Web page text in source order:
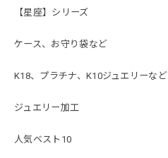
【星座】シリーズ
ケース、お守り袋など
K18、プラチナ、K10ジュエリーなど
ジュエリー加工
人気ベスト10